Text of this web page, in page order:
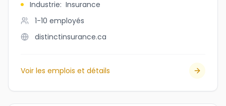
Industrie: Insurance
1-10 employés
distinctinsurance.ca
Voir les emplois et détails